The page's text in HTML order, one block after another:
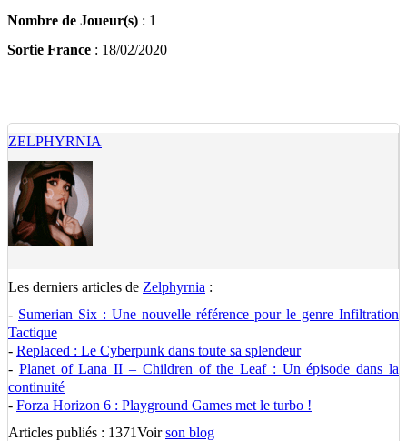
Nombre de Joueur(s) : 1
Sortie France : 18/02/2020
ZELPHYRNIA
Les derniers articles de Zelphyrnia :
- Sumerian Six : Une nouvelle référence pour le genre Infiltration
Tactique
- Replaced : Le Cyberpunk dans toute sa splendeur
- Planet of Lana II – Children of the Leaf : Un épisode dans la
continuité
- Forza Horizon 6 : Playground Games met le turbo !
Articles publiés : 1371Voirson blog